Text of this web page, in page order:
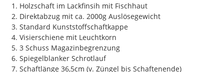
1. Holzschaft im Lackfinsih mit Fischhaut
2. Direktabzug mit ca. 2000g Auslösegewicht
3. Standard Kunststoffschaftkappe
4. Visierschiene mit Leuchtkorn
5. 3 Schuss Magazinbegrenzung
6. Spiegelblanker Schrotlauf
7. Schaftlänge 36,5cm (v. Züngel bis Schaftenende)